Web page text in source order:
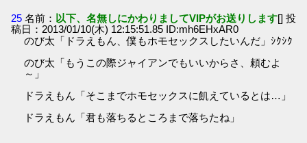
25 名前： 以下、名無しにかわりましてVIPがお送りします[] 投
稿日：2013/01/10(木) 12:15:51.85 ID:mh6EHxAR0
のび太「ドラえもん、僕もホモセックスしたいんだ」ｼｸｼｸ
のび太「もうこの際ジャイアンでもいいからさ、頼むよ
～」
ドラえもん「そこまでホモセックスに飢えているとは…」
ドラえもん「君も落ちるところまで落ちたね」